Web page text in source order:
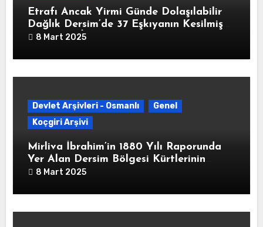
Etrafı Ancak Yirmi Günde Dolaşılabilir
Dağlık Dersim’de 37 Eşkıyanın Kesilmiş
Başlarının İstanbul’a Gönderildiğine
82/340325-02-1213/8 Ağustos 1798)
8 Mart 2025
Devlet Arşivleri - Osmanlı
Genel
Koçgiri Arşivi
Mirliva İbrahim’in 1880 Yılı Raporunda
Yer Alan Dersim Bölgesi Kürtlerinin
Parçası Olduğu Aşiretleri ve Her Bir
Ağalarının Adları ve Çıkarabilecekleri
8 Mart 2025